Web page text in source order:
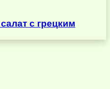
с грецким